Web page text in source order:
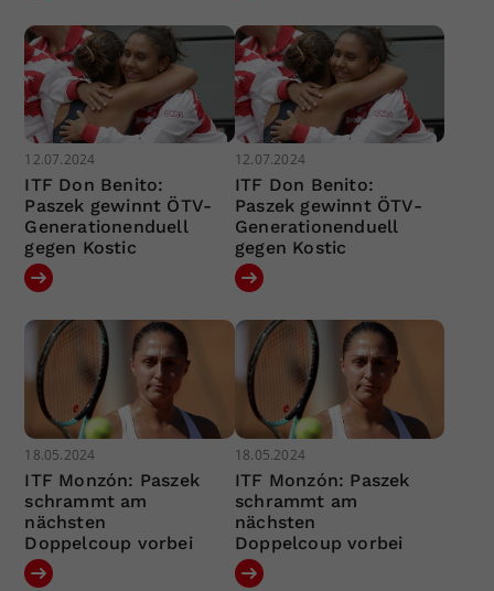
12.07.2024
ITF Don Benito:
Paszek gewinnt ÖTV-
Generationenduell
gegen Kostic
12.07.2024
ITF Don Benito:
Paszek gewinnt ÖTV-
Generationenduell
gegen Kostic
18.05.2024
ITF Monzón: Paszek
schrammt am
nächsten
Doppelcoup vorbei
18.05.2024
ITF Monzón: Paszek
schrammt am
nächsten
Doppelcoup vorbei